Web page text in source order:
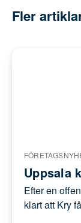
Uppsala